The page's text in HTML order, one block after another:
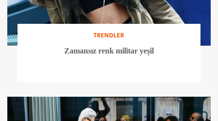
TRENDLER
Zamansız renk militar yeşil